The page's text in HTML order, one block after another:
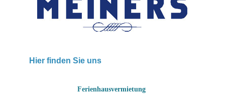
Hier finden Sie uns
Ferienhausvermietung